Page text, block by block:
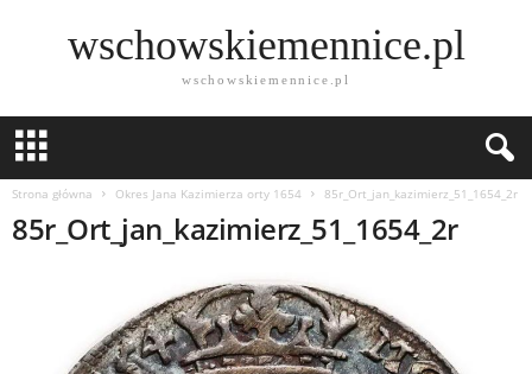
wschowskiemennice.pl
wschowskiemennice.pl
Strona główna Okres Jana Kazimierza orty 1654 85r_Ort_jan_kazimierz_51_1654_2r
85r_Ort_jan_kazimierz_51_1654_2r